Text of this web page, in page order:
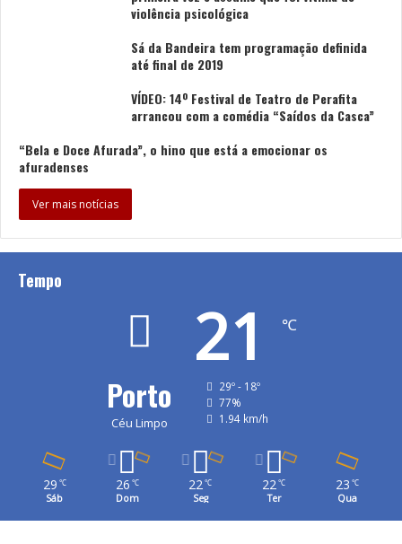
violência psicológica
Sá da Bandeira tem programação definida
até final de 2019
VÍDEO: 14º Festival de Teatro de Perafita
arrancou com a comédia “Saídos da Casca”
“Bela e Doce Afurada”, o hino que está a emocionar os
afuradenses
Ver mais notícias
Tempo
Porto
Céu Limpo
21 ℃
29º - 18º
77%
1.94 km/h
29 ℃
Sáb
26 ℃
Dom
22℃
Seg
22℃
Ter
23 ℃
Qua